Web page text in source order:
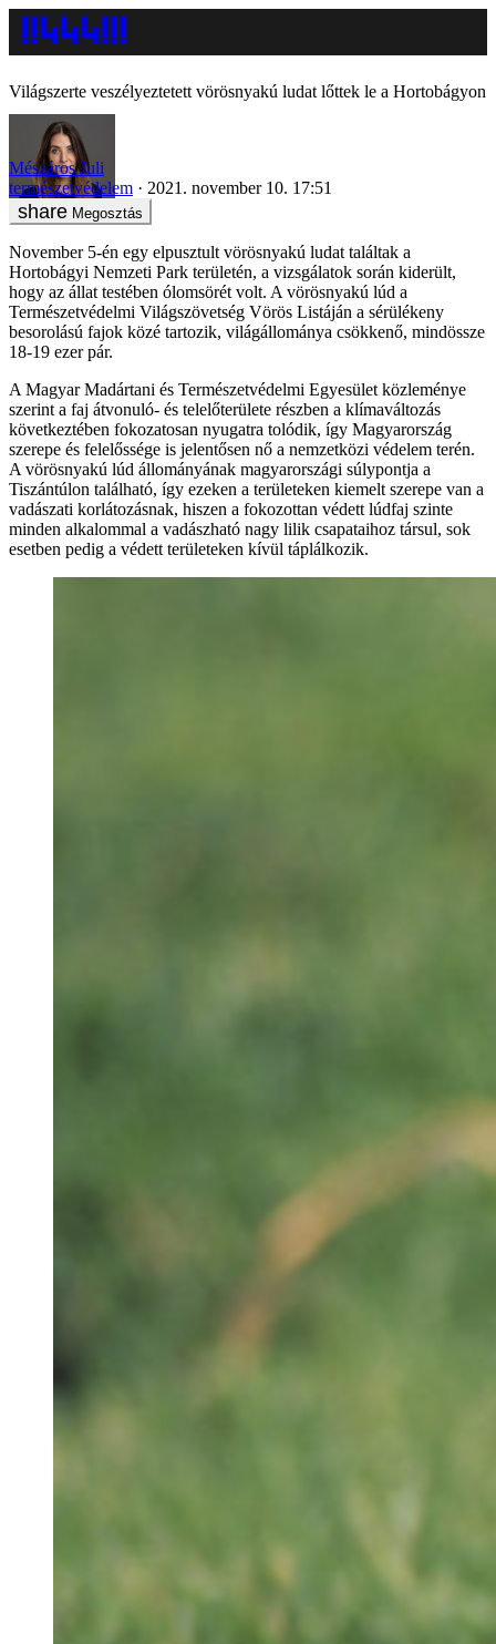
Világszerte veszélyeztetett vörösnyakú ludat lőttek le a Hortobágyon
Mészáros Juli
természetvédelem
2021. november 10. 17:51
Megosztás
November 5-én egy elpusztult vörösnyakú ludat találtak a
Hortobágyi Nemzeti Park területén, a vizsgálatok során kiderült,
hogy az állat testében ólomsörét volt. A vörösnyakú lúd a
Természetvédelmi Világszövetség Vörös Listáján a sérülékeny
besorolású fajok közé tartozik, világállománya csökkenő, mindössze
18-19 ezer pár.
A Magyar Madártani és Természetvédelmi Egyesület közleménye
szerint a faj átvonuló- és telelőterülete részben a klímaváltozás
következtében fokozatosan nyugatra tolódik, így Magyarország
szerepe és felelőssége is jelentősen nő a nemzetközi védelem terén.
A vörösnyakú lúd állományának magyarországi súlypontja a
Tiszántúlon található, így ezeken a területeken kiemelt szerepe van a
vadászati korlátozásnak, hiszen a fokozottan védett lúdfaj szinte
minden alkalommal a vadászható nagy lilik csapataihoz társul, sok
esetben pedig a védett területeken kívül táplálkozik.